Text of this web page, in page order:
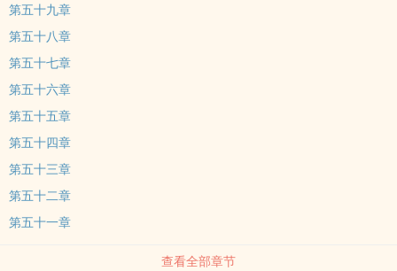
着写着发现他俩也很带感，笨蛋‍‎美‎‌‎人‌‎配阴暗老公，我打算给他俩单开
一本，就叫瞒下吧，欺上瞒下哈哈哈哈哈，一个是欺负哥哥，一个是
蒙骗弟弟
第五十九章
第五十八章
第五十七章
第五十六章
第五十五章
第五十四章
第五十三章
第五十二章
第五十一章
查看全部章节